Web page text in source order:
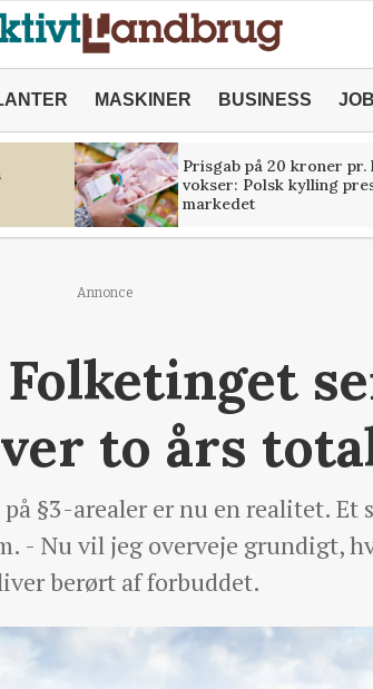
MASKINER BUSINESS JOB
Prisgab på 20 kroner pr.
vokser: Polsk kylling
markedet
Annonce
to års
§3-arealer er nu en realitet.
- Nu vil jeg overveje grundigt,
berørt af forbuddet.